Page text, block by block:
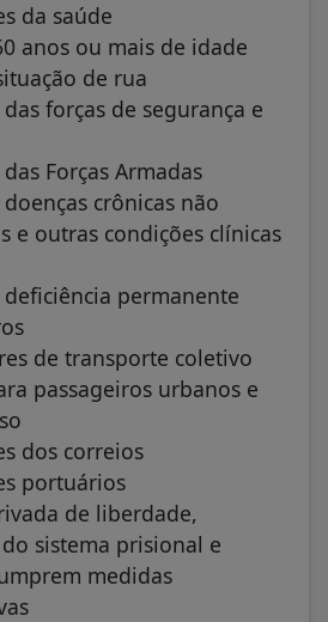
da saúde
anos ou mais de idade
de rua
forças de segurança e
Forças Armadas
doenças crônicas não
e outras condições clínicas
deficiência permanente
de transporte coletivo
passageiros urbanos e
dos correios
portuários
de liberdade,
sistema prisional e
medidas